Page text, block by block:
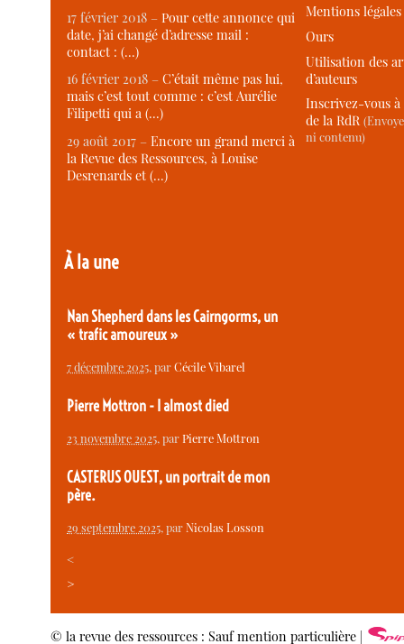
17 février 2018 –Pour cette annonce qui
date, j’ai changé d’adresse mail :
contact : (…)
16 février 2018 –C’était même pas lui,
mais c’est tout comme : c’est Aurélie
Filipetti qui a (…)
29 août 2017 –Encore un grand merci à
la Revue des Ressources, à Louise
Desrenards et (…)
À la une
Nan Shepherd dans les Cairngorms, un
« trafic amoureux »
7 décembre 2025, parCécile Vibarel
Pierre Mottron - I almost died
23 novembre 2025, parPierre Mottron
CASTERUS OUEST, un portrait de mon
père.
29 septembre 2025, parNicolas Losson
<
>
Mentions légales
Ours
Utilisation des
d’auteurs
Inscrivez-vous
de la RdR
ni contenu)
© la revue des ressources : Sauf mention particulière |